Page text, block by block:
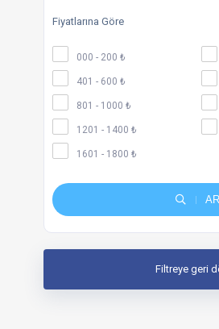
Fiyatlarına Göre
000 - 200 ₺
401 - 600 ₺
801 - 1000 ₺
1201 - 1400 ₺
1601 - 1800 ₺
Filtreye geri